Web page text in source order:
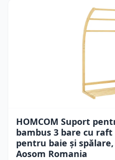
HOMCOM Suport
bambus 3 bare cu
pentru baie și
Aosom Romania